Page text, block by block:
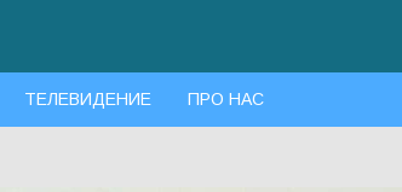
ТЕЛЕВИДЕНИЕ ПРО НАС